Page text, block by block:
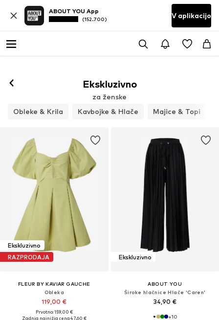
ABOUT YOU App
(152.700) V aplikacijo
Ekskluzivno
za ženske
Obleke & Krila
Kavbojke & Hlače Majice & Topi
Ekskluzivno
RAZPRODAJA
FLEUR BY KAVIAR GAUCHE
Obleka
119,00 €
Prvotno: 159,00 €
Zadnja najnižja cena47,60 €
Ekskluzivno
ABOUT YOU
Široke hlačnice Hlače 'Caren'
34,90 €
+10